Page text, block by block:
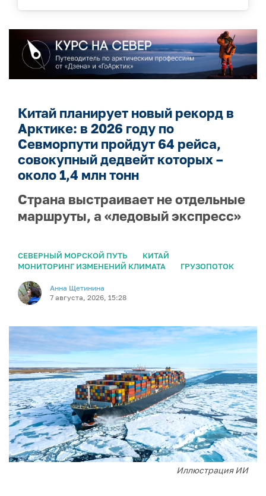
Китай планирует новый рекорд в
Арктике: в 2026 году по
Севморпути пройдут 64 рейса,
совокупный дедвейт которых –
около 1,4 млн тонн
Страна выстраивает не отдельные
маршруты, а «ледовый экспресс»
СЕВЕРНЫЙ МОРСКОЙ ПУТЬ
КИТАЙ
МОНИТОРИНГ ИЗМЕНЕНИЙ КЛИМАТА
ГРУЗОПОТОК
Анна Щетинина
7 августа, 2026, 15:28
Иллюстрация ИИ